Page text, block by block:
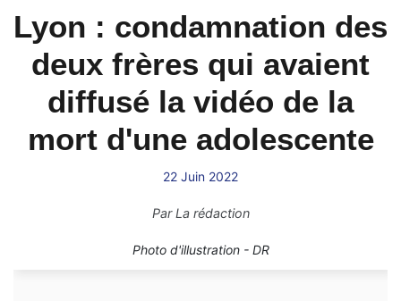
Lyon : condamnation des
deux frères qui avaient
diffusé la vidéo de la
mort d'une adolescente
22 Juin 2022
ParLa rédaction
Photo d'illustration - DR